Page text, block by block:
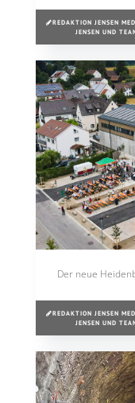
REDAKTION JENSEN
JENSEN UND
Der neue
REDAKTION JENSEN
JENSEN UND